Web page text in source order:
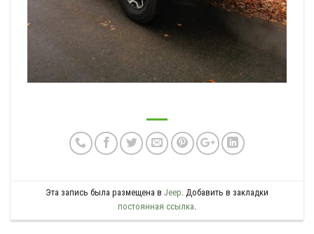
Эта запись была размещена в Jeep. Добавить в закладки
постоянная ссылка.